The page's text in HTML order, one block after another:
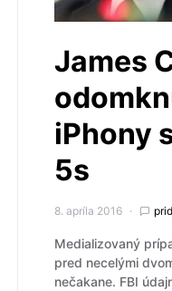
James
iPhony
5s
8. apríla 2016
Medializovaný
pred necelými
nečakane. FBI